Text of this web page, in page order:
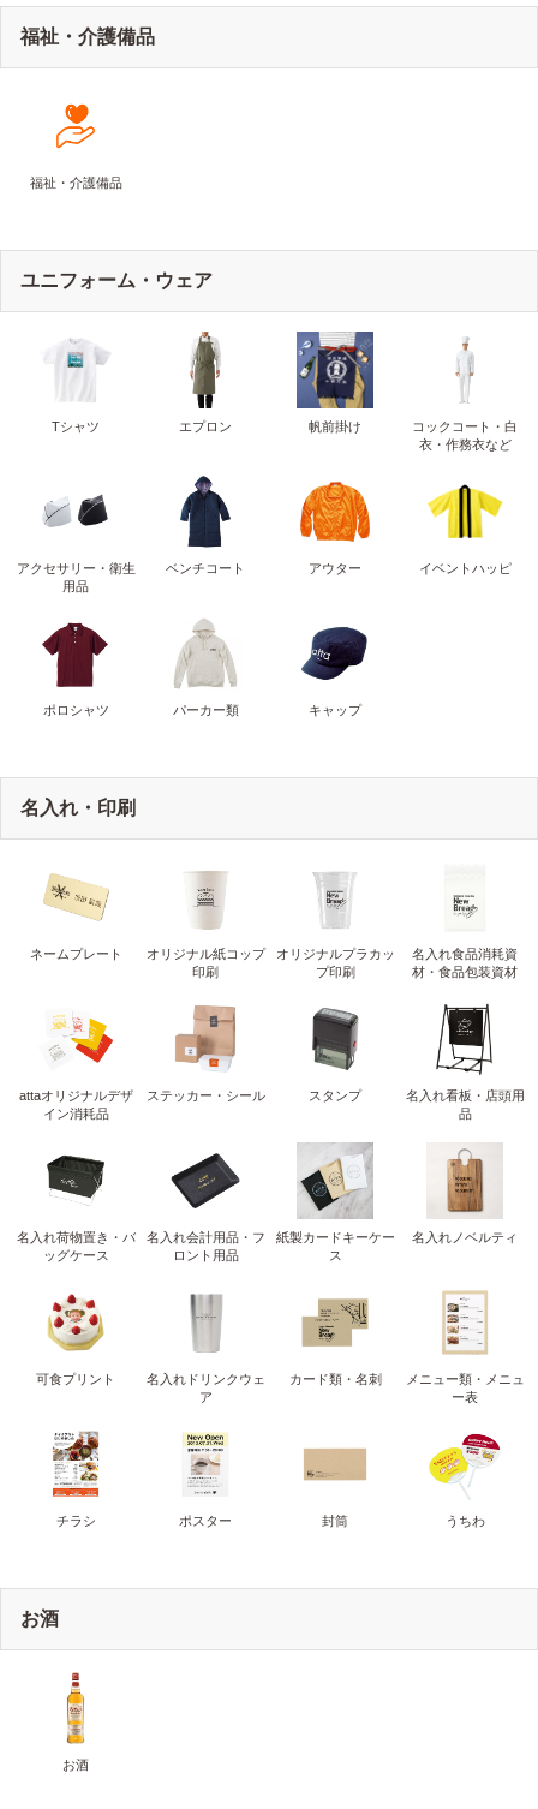
福祉・介護備品
福祉・介護備品
ユニフォーム・ウェア
Tシャツ エプロン 帆前掛け
コックコート・白
衣・作務衣など
アクセサリー・衛生
用品
ベンチコート アウター イベントハッピ
ポロシャツ パーカー類 キャップ
名入れ・印刷
ネームプレート
オリジナル紙コップ
印刷
オリジナルプラカッ
プ印刷
名入れ食品消耗資
材・食品包装資材
attaオリジナルデザ
イン消耗品
ステッカー・シール スタンプ
名入れ看板・店頭用
品
名入れ荷物置き・バ
ッグケース
名入れ会計用品・フ
ロント用品
紙製カードキーケー
ス
名入れノベルティ
可食プリント
名入れドリンクウェ
ア
カード類・名刺
メニュー類・メニュ
ー表
チラシ ポスター 封筒 うちわ
お酒
お酒